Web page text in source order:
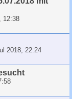
12:38
2018, 22:24